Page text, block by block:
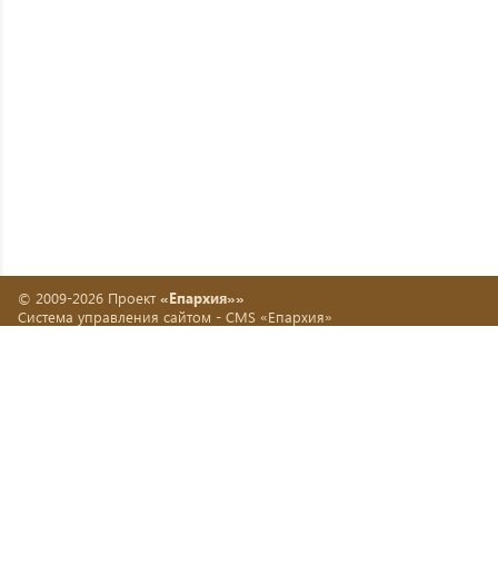
© 2009-2026 Проект «Епархия»»
Система управления сайтом - CMS «Епархия»